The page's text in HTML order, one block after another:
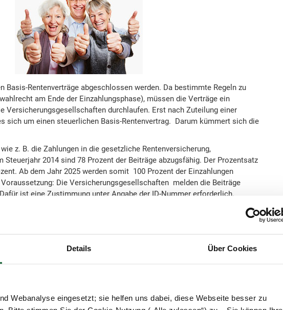
Details Über Cookies
Webanalyse eingesetzt; sie helfen uns dabei, diese Webseite besser zu
Basis-Rentenverträge abgeschlossen werden. Da bestimmte Regeln zu
am Ende der Einzahlungsphase), müssen die Verträge ein
Versicherungsgesellschaften durchlaufen. Erst nach Zuteilung einer
sich um einen steuerlichen Basis-Rentenvertrag. Darum kümmert sich die
z. B. die Zahlungen in die gesetzliche Rentenversicherung,
Steuerjahr 2014 sind 78 Prozent der Beiträge abzugsfähig. Der Prozentsatz
Ab dem Jahr 2025 werden somit 100 Prozent der Einzahlungen
Die Versicherungsgesellschaften melden die Beiträge
ist eine Zustimmung unter Angabe der ID-Nummer erforderlich.
dem Jahr des Rentenbeginns (Kohortenprinzip). Bei einem Rentenbeginn
Anteil der Rente auf 85 Prozent. Bei einem Rentenbeginn ab dem
entspricht der nachgelagerten Besteuerung. Der Abzug als
der Erwerbsphase zu einer Steuerersparnis, die spätere Rente zu